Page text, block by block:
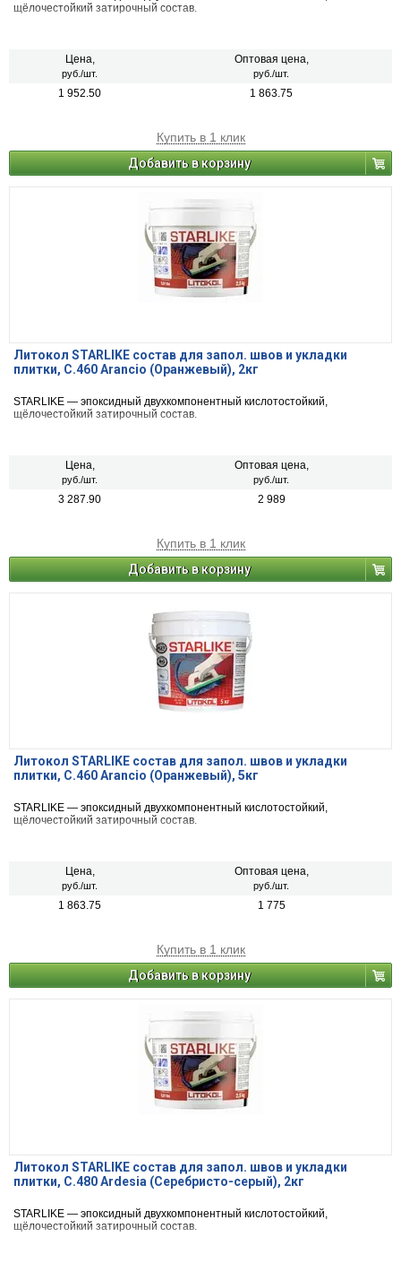
щёлочестойкий затирочный состав.
Цена,
руб./шт.
Оптовая цена,
руб./шт.
1 952.50 1 863.75
Купить в 1 клик
Добавить в корзину
Литокол STARLIKE состав для запол. швов и укладки
плитки, С.460 Arancio (Оранжевый), 2кг
STARLIKE — эпоксидный двухкомпонентный кислотостойкий,
щёлочестойкий затирочный состав.
Цена,
руб./шт.
Оптовая цена,
руб./шт.
3 287.90 2 989
Купить в 1 клик
Добавить в корзину
Литокол STARLIKE состав для запол. швов и укладки
плитки, С.460 Arancio (Оранжевый), 5кг
STARLIKE — эпоксидный двухкомпонентный кислотостойкий,
щёлочестойкий затирочный состав.
Цена,
руб./шт.
Оптовая цена,
руб./шт.
1 863.75 1 775
Купить в 1 клик
Добавить в корзину
Литокол STARLIKE состав для запол. швов и укладки
плитки, С.480 Ardesia (Серебристо-серый), 2кг
STARLIKE — эпоксидный двухкомпонентный кислотостойкий,
щёлочестойкий затирочный состав.